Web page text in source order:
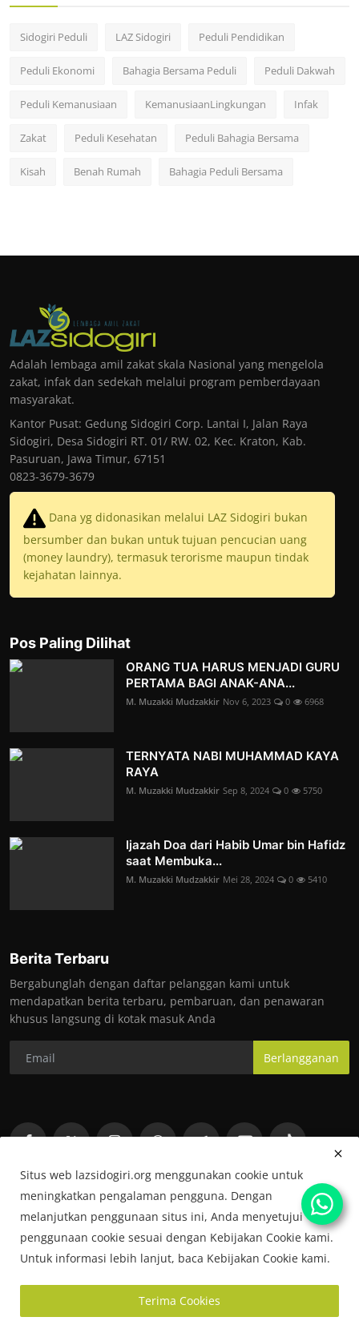
Sidogiri Peduli LAZ Sidogiri Peduli Pendidikan
Peduli Ekonomi Bahagia Bersama Peduli Peduli Dakwah
Peduli Kemanusiaan KemanusiaanLingkungan Infak
Zakat Peduli Kesehatan Peduli Bahagia Bersama
Kisah Benah Rumah Bahagia Peduli Bersama
Adalah lembaga amil zakat skala Nasional yang mengelola
zakat, infak dan sedekah melalui program pemberdayaan
masyarakat.
Kantor Pusat: Gedung Sidogiri Corp. Lantai I, Jalan Raya
Sidogiri, Desa Sidogiri RT. 01/ RW. 02, Kec. Kraton, Kab.
Pasuruan, Jawa Timur, 67151
0823-3679-3679
Dana yg didonasikan melalui LAZ Sidogiri bukan
bersumber dan bukan untuk tujuan pencucian uang
(money laundry), termasuk terorisme maupun tindak
kejahatan lainnya.
Pos Paling Dilihat
ORANG TUA HARUS MENJADI GURU
PERTAMA BAGI ANAK-ANA...
M. Muzakki Mudzakkir Nov 6, 2023 0 6968
TERNYATA NABI MUHAMMAD KAYA
RAYA
M. Muzakki Mudzakkir Sep 8, 2024 0 5750
Ijazah Doa dari Habib Umar bin Hafidz
saat Membuka...
M. Muzakki Mudzakkir Mei 28, 2024 0 5410
Berita Terbaru
Bergabunglah dengan daftar pelanggan kami untuk
mendapatkan berita terbaru, pembaruan, dan penawaran
khusus langsung di kotak masuk Anda
Berlangganan
Terms & Conditions
Situs web lazsidogiri.org menggunakan cookie untuk
meningkatkan pengalaman pengguna. Dengan
melanjutkan penggunaan situs ini, Anda menyetujui
penggunaan cookie sesuai dengan Kebijakan Cookie kami.
Untuk informasi lebih lanjut, baca Kebijakan Cookie kami.
Terima Cookies